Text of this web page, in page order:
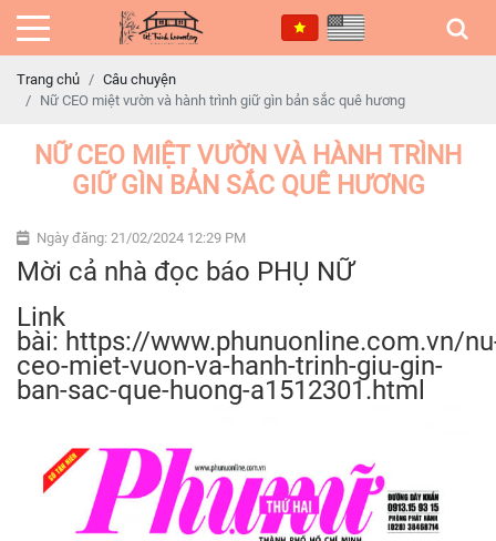
Trang chủ
Câu chuyện
Nữ CEO miệt vườn và hành trình giữ gìn bản sắc quê hương
NỮ CEO MIỆT VƯỜN VÀ HÀNH TRÌNH
GIỮ GÌN BẢN SẮC QUÊ HƯƠNG
Ngày đăng: 21/02/2024 12:29 PM
Mời cả nhà đọc báo PHỤ NỮ
Link
bài: https://www.phunuonline.com.vn/
ceo-miet-vuon-va-hanh-trinh-giu-gin-
ban-sac-que-huong-a1512301.html